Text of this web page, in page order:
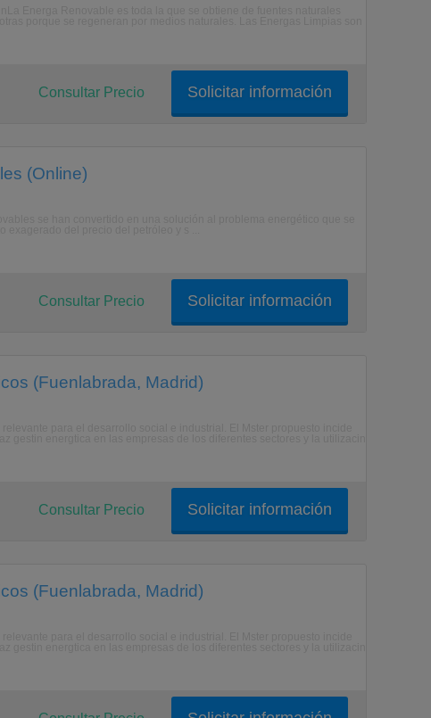
Solicitar información
Consultar Precio
(Online)
Solicitar información
Consultar Precio
(Fuenlabrada, Madrid)
Solicitar información
Consultar Precio
(Fuenlabrada, Madrid)